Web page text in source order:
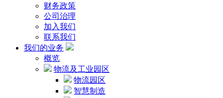
财务政策
公司治理
加入我们
联系我们
我们的业务
概览
物流及工业园区
物流园区
智慧制造